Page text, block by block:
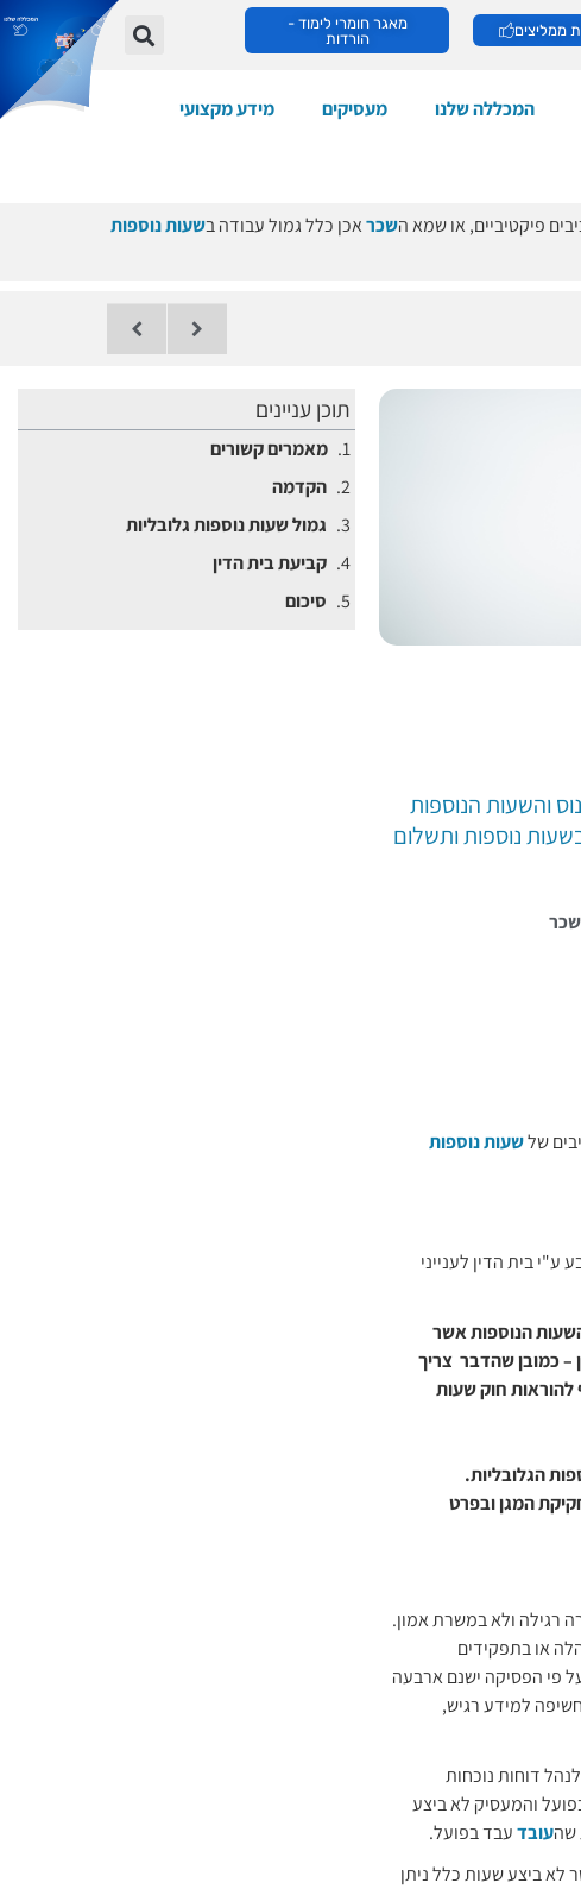
ממליצים
מאגר חומרי לימוד -
הורדות
המכללה שלנו מעסיקים מידע מקצועי
פיקטיביים, או שמא השכראכן כלל גמול עבודה בשעות נוספות
והשעות הנוספות
נוספות ותשלום
שכר
שלשעות נוספות
ע"י בית הדין לענייני
הנוספות אשר
– כמובן שהדבר צריך
להוראות חוק שעות
הגלובליות.
המגן ובפרט
רגילה ולא במשרת אמון.
או בתפקידים
פי הפסיקה ישנם ארבעה
למידע רגיש,
דוחות נוכחות
והמעסיק לא ביצע
שהעובדעבד בפועל.
לא ביצע שעות כלל ניתן
תוכן עניינים
מאמרים קשורים
הקדמה
גמול שעות נוספות גלובליות
קביעת בית הדין
סיכום